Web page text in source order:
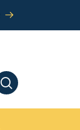
RECHERCHER